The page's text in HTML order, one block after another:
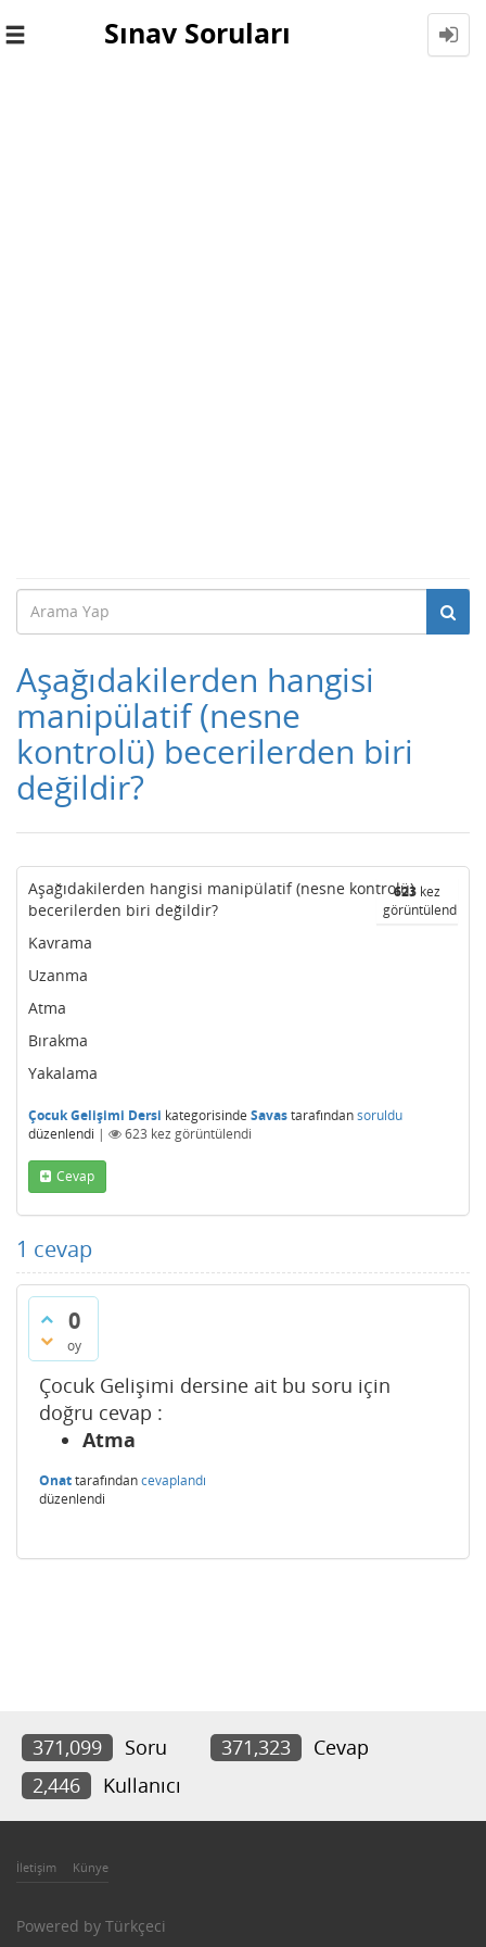
Toggle
Sınav Soruları
Aşağıdakilerden hangisi
manipülatif (nesne
kontrolü) becerilerden biri
değildir?
623 kez
görüntülendi
Aşağıdakilerden hangisi manipülatif (nesne kontrolü)
becerilerden biri değildir?
Kavrama
Uzanma
Atma
Bırakma
Yakalama
Çocuk Gelişimi Dersi kategorisinde Savastarafındansoruldu
düzenlendi | 623 kez görüntülendi
Cevap
1 cevap
0
oy
Çocuk Gelişimi dersine ait bu soru için
doğru cevap :
Atma
Onattarafındancevaplandı
düzenlendi
371,099 Soru 371,323
Cevap
2,446
Kullanıcı
İletişim Künye
Powered by Türkçeci